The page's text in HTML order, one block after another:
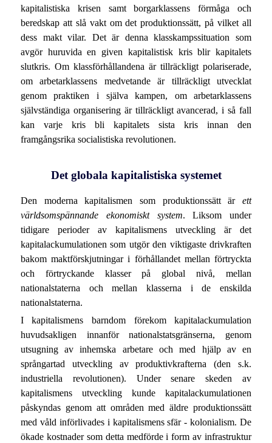
kapitalistiska krisen samt borgarklassens förmåga och
beredskap att slå vakt om det produktionssätt, på vilket all
dess makt vilar. Det är denna klasskampssituation som
avgör huruvida en given kapitalistisk kris blir kapitalets
slutkris. Om klassförhållandena är tillräckligt polariserade,
om arbetarklassens medvetande är tillräckligt utvecklat
genom praktiken i själva kampen, om arbetarklassens
självständiga organisering är tillräckligt avancerad, i så fall
kan varje kris bli kapitalets sista kris innan den
framgångsrika socialistiska revolutionen.
Det globala kapitalistiska systemet
Den moderna kapitalismen som produktionssätt ärett
världsomspännande ekonomiskt system. Liksom under
tidigare perioder av kapitalismens utveckling är det
kapitalackumulationen som utgör den viktigaste drivkraften
bakom maktförskjutningar i förhållandet mellan förtryckta
och förtryckande klasser på global nivå, mellan
nationalstaterna och mellan klasserna i de enskilda
nationalstaterna.
I kapitalismens barndom förekom kapitalackumulation
huvudsakligen innanför nationalstatsgränserna, genom
utsugning av inhemska arbetare och med hjälp av en
språngartad utveckling av produktivkrafterna (den s.k.
industriella revolutionen). Under senare skeden av
kapitalismens utveckling kunde kapitalackumulationen
påskyndas genom att områden med äldre produktionssätt
med våld införlivades i kapitalismens sfär - kolonialism. De
ökade kostnader som detta medförde i form av infrastruktur